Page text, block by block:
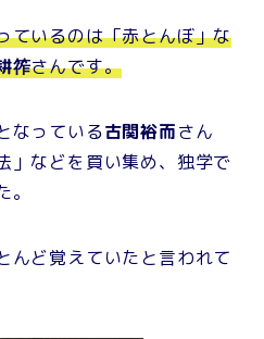
ているのは「赤とんぼ」な
筰さんです。
なっている古関裕而さん
」などを買い集め、独学で
。
んど覚えていたと言われて